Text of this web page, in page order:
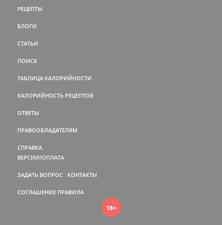
РЕЦЕПТЫ
БЛОГИ
СТАТЬИ
ПОИСК
ТАБЛИЦА КАЛОРИЙНОСТИ
КАЛОРИЙНОСТЬ РЕЦЕПТОВ
ОТВЕТЫ
ПРАВООБЛАДАТЕЛЯМ
СПРАВКА
ВЕРСИИ/ОПЛАТА
ЗАДАТЬ ВОПРОС КОНТАКТЫ
СОГЛАШЕНИЕ ПРАВИЛА
18+